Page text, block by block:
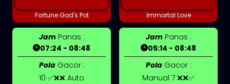
Fortune God's Pot
JamPanas :
07:24 - 08:48
PolaGacor :
10 ✅❌❌ Auto
Immortal Love
JamPanas :
05:14 - 08:48
PolaGacor :
Manual 7 ❌❌✅